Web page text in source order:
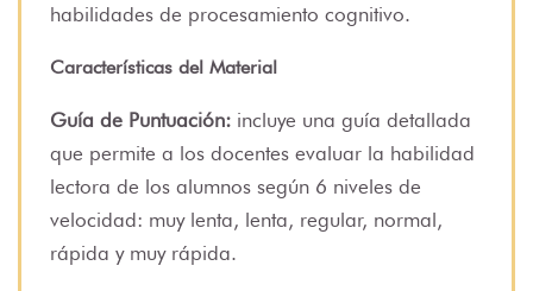
habilidades de procesamiento cognitivo.
Características del Material
Guía de Puntuación: incluye una guía detallada
que permite a los docentes evaluar la habilidad
lectora de los alumnos según 6 niveles de
velocidad: muy lenta, lenta, regular, normal,
rápida y muy rápida.